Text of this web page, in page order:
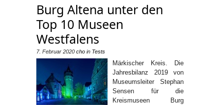
Burg Altena unter den
Top 10 Museen
Westfalens
7. Februar 2020 cho in Tests
Märkischer Kreis. Die
Jahresbilanz 2019 von
Museumsleiter Stephan
Sensen für die
Kreismuseen Burg